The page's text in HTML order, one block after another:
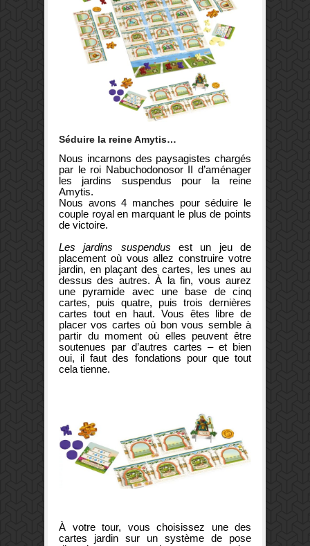
Séduire la reine Amytis…
Nous incarnons des paysagistes chargés
par le roi Nabuchodonosor II d’aménager
les jardins suspendus pour la reine
Amytis.
Nous avons 4 manches pour séduire le
couple royal en marquant le plus de points
de victoire.
Les jardins suspendus est un jeu de
placement où vous allez construire votre
jardin, en plaçant des cartes, les unes au
dessus des autres. À la fin, vous aurez
une pyramide avec une base de cinq
cartes, puis quatre, puis trois dernières
cartes tout en haut. Vous êtes libre de
placer vos cartes où bon vous semble à
partir du moment où elles peuvent être
soutenues par d’autres cartes – et bien
oui, il faut des fondations pour que tout
cela tienne.
À votre tour, vous choisissez une des
cartes jardin sur un système de pose